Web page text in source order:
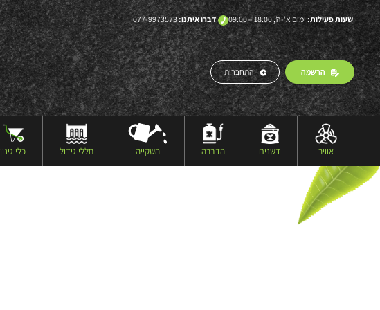
שעות פעילות: ימים א’-ה’, 18:00 – 09:00 דברו איתנו:077-9973573
הרשמה התחברות
אוויר דשנים הדברה השקייה חללי גידול כלי גינון